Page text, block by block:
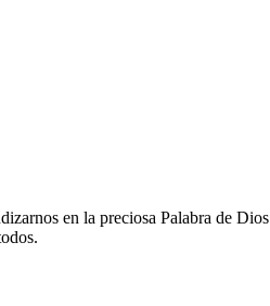
en la preciosa Palabra de Dios